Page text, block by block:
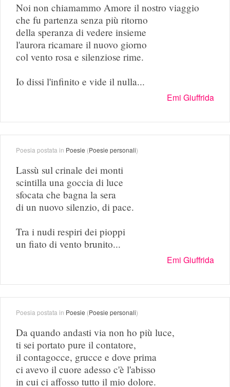
Noi non chiamammo Amore il nostro viaggio
che fu partenza senza più ritorno
della speranza di vedere insieme
l'aurora ricamare il nuovo giorno
col vento rosa e silenziose rime.
Io dissi l'infinito e vide il nulla...
Emi Giuffrida
Poesia postata in Poesie (Poesie personali)
Lassù sul crinale dei monti
scintilla una goccia di luce
sfocata che bagna la sera
di un nuovo silenzio, di pace.
Tra i nudi respiri dei pioppi
un fiato di vento brunito...
Emi Giuffrida
Poesia postata in Poesie (Poesie personali)
Da quando andasti via non ho più luce,
ti sei portato pure il contatore,
il contagocce, grucce e dove prima
ci avevo il cuore adesso c'è l'abisso
in cui ci affosso tutto il mio dolore.